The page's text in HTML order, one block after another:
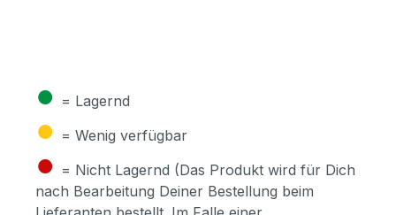
● = Lagernd
● = Wenig verfügbar
● = Nicht Lagernd (Das Produkt wird für Dich
nach Bearbeitung Deiner Bestellung beim